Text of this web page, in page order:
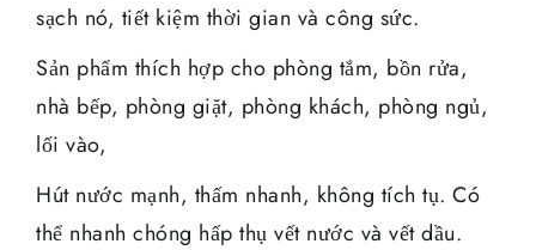
sạch nó, tiết kiệm thời gian và công sức.
Sản phẩm thích hợp cho phòng tắm, bồn rửa,
nhà bếp, phòng giặt, phòng khách, phòng ngủ,
lối vào,
Hút nước mạnh, thấm nhanh, không tích tụ. Có
thể nhanh chóng hấp thụ vết nước và vết dầu.